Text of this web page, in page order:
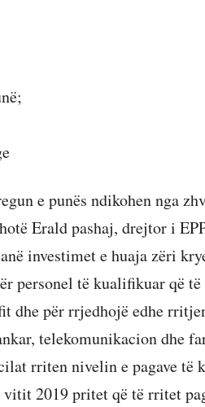
e punës ndikohen nga
Erald pashaj, drejtor i
investimet e huaja zëri
personel të kualifikuar që
dhe për rrjedhojë edhe
telekomunikacion dhe
rriten nivelin e pagave të
vitit 2019 pritet që të rritet